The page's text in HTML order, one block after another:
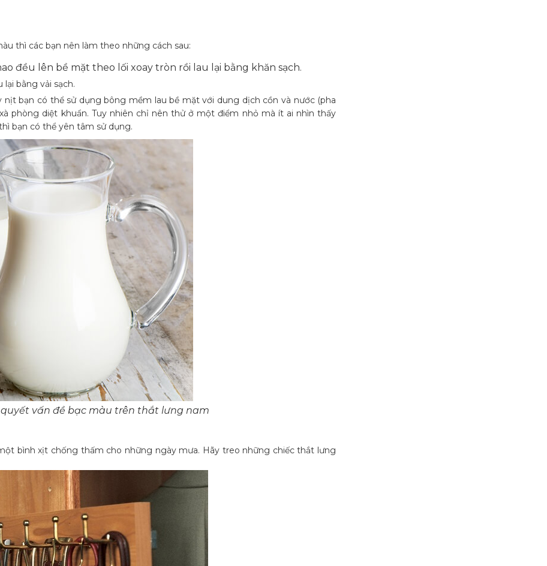
thì các bạn nên làm theo những cách sau:
đều lên bề mặt theo lối xoay tròn rồi lau lại bằng khăn sạch.
bằng vải sạch.
bạn có thể sử dụng bông mềm lau bề mặt với dung dịch cồn và nước (pha
phòng diệt khuẩn. Tuy nhiên chỉ nên thử ở một điểm nhỏ mà ít ai nhìn thấy
bạn có thể yên tâm sử dụng.
vấn đề bạc màu trên thắt lưng nam
bình xịt chống thấm cho những ngày mưa. Hãy treo những chiếc thắt lưng